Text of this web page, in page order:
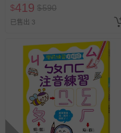
$419 $590
已售出 3